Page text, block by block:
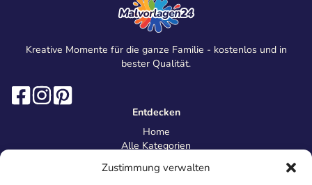
Zustimmung verwalten
Kreative Momente für die ganze Familie - kostenlos und in
bester Qualität.
Entdecken
Home
Alle Kategorien
Information